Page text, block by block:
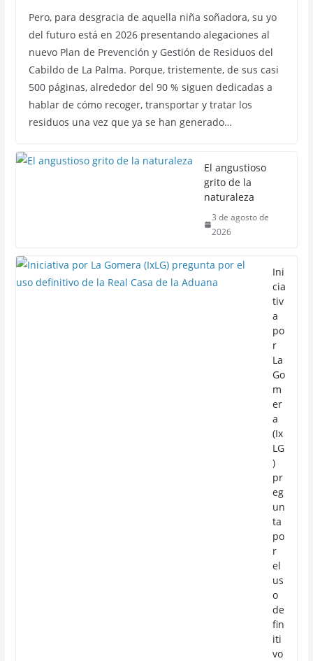
Pero, para desgracia de aquella niña soñadora, su yo
del futuro está en 2026 presentando alegaciones al
nuevo Plan de Prevención y Gestión de Residuos del
Cabildo de La Palma. Porque, tristemente, de sus casi
500 páginas, alrededor del 90 % siguen dedicadas a
hablar de cómo recoger, transportar y tratar los
residuos una vez que ya se han generado…
El angustioso
grito de la
naturaleza
3 de agosto de
2026
Ini
cia
tiv
a
po
r
La
Go
m
er
a
(Ix
LG
)
pr
eg
un
ta
po
r
el
us
o
de
fin
iti
vo